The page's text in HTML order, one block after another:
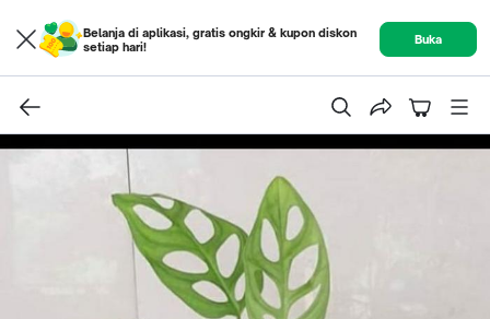
Belanja di aplikasi, gratis ongkir & kupon diskon
setiap hari!
Buka